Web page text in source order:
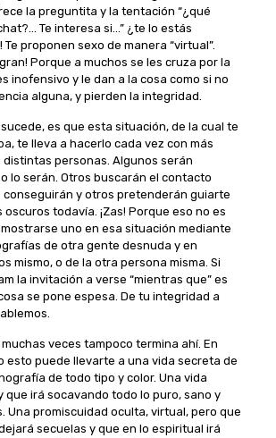
la preguntita y la tentación “¿qué
Te interesa si…” ¿te lo estás
Te proponen sexo de manera “virtual”.
Porque a muchos se les cruza por la
inofensivo y le dan a la cosa como si no
alguna, y pierden la integridad.
es que esta situación, de la cual te
te lleva a hacerlo cada vez con más
personas. Algunos serán
lo serán. Otros buscarán el contacto
conseguirán y otros pretenderán guiarte
oscuros todavía. ¡Zas! Porque eso no es
uno en esa situación mediante
de otra gente desnuda y en
mismo, o de la otra persona misma. Si
la invitación a verse “mientras que” es
se pone espesa. De tu integridad a
veces tampoco termina ahí. En
esto puede llevarte a una vida secreta de
de todo tipo y color. Una vida
que irá socavando todo lo puro, sano y
Una promiscuidad oculta, virtual, pero que
secuelas y que en lo espiritual irá